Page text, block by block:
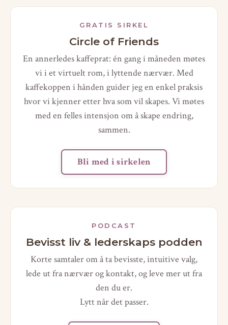
GRATIS SIRKEL
Circle of Friends
En annerledes kaffeprat: én gang i måneden møtes
vi i et virtuelt rom, i lyttende nærvær. Med
kaffekoppen i hånden guider jeg en enkel praksis
hvor vi kjenner etter hva som vil skapes. Vi møtes
med en felles intensjon om å skape endring,
sammen.
Bli med i sirkelen
PODCAST
Bevisst liv & lederskaps podden
Korte samtaler om å ta bevisste, intuitive valg,
lede ut fra nærvær og kontakt, og leve mer ut fra
den du er.
Lytt når det passer.